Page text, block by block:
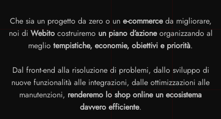
Che sia un progetto da zero o un e-commerceda migliorare,
noi di Webitocostruiremo un piano d’azioneorganizzando al
meglio tempistiche, economie, obiettivi e priorità.
Dal front-end alla risoluzione di problemi, dallo sviluppo di
nuove funzionalità alle integrazioni, dalle ottimizzazioni alle
manutenzioni, renderemo lo shop online un ecosistema
davvero efficiente.